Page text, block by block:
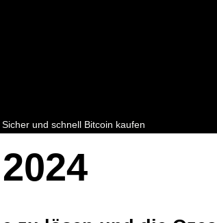
Sicher und schnell Bitcoin kaufen